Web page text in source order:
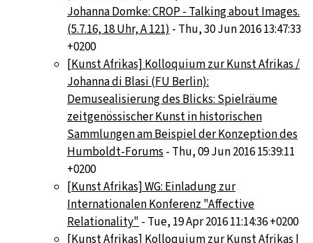
Johanna Domke: CROP - Talking about Images.
(5.7.16, 18 Uhr, A 121) - Thu, 30 Jun 2016 13:47:33
+0200
[Kunst Afrikas] Kolloquium zur Kunst Afrikas /
Johanna di Blasi (FU Berlin):
Demusealisierung des Blicks: Spielräume
zeitgenössischer Kunst in historischen
Sammlungen am Beispiel der Konzeption des
Humboldt-Forums - Thu, 09 Jun 2016 15:39:11
+0200
[Kunst Afrikas] WG: Einladung zur
Internationalen Konferenz "Affective
Relationality" - Tue, 19 Apr 2016 11:14:36 +0200
[Kunst Afrikas] Kolloquium zur Kunst Afrikas |